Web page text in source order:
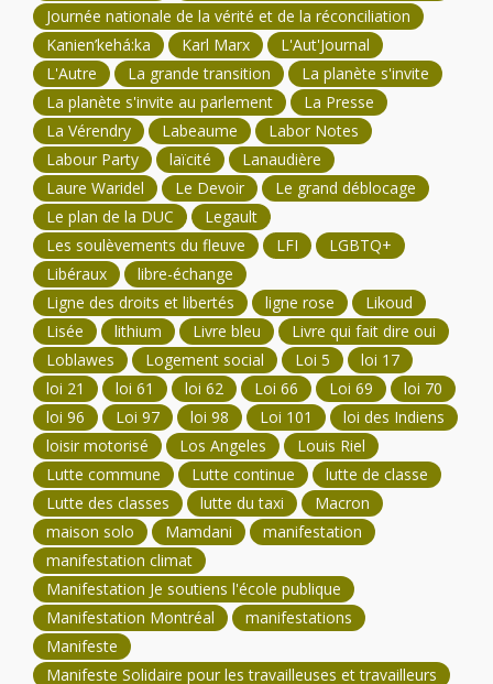
Journée nationale de la vérité et de la réconciliation
Kanien’kehá:ka
Karl Marx
L'Aut'Journal
L'Autre
La grande transition
La planète s'invite
La planète s'invite au parlement
La Presse
La Vérendry
Labeaume
Labor Notes
Labour Party
laïcité
Lanaudière
Laure Waridel
Le Devoir
Le grand déblocage
Le plan de la DUC
Legault
Les soulèvements du fleuve
LFI
LGBTQ+
Libéraux
libre-échange
Ligne des droits et libertés
ligne rose
Likoud
Lisée
lithium Livre bleu
Livre qui fait dire oui
Loblawes
Logement social Loi 5
loi 17
loi 21
loi 61 loi 62 Loi 66 Loi 69
loi 70
loi 96
Loi 97 loi 98 Loi 101
loi des Indiens
loisir motorisé
Los Angeles
Louis Riel
Lutte commune
Lutte continue
lutte de classe
Lutte des classes
lutte du taxi
Macron
maison solo
Mamdani
manifestation
manifestation climat
Manifestation Je soutiens l'école publique
Manifestation Montréal
manifestations
Manifeste
Manifeste Solidaire pour les travailleuses et travailleurs